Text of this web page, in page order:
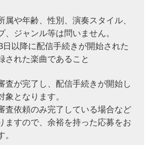
属や年齢、性別、演奏スタイル、
、ジャンル等は問いません。
日以降に配信手続きが開始された
された楽曲であること
査が完了し、配信手続きが開始し
象となります。
査依頼のみ完了している場合など
ますので、余裕を持った応募をお